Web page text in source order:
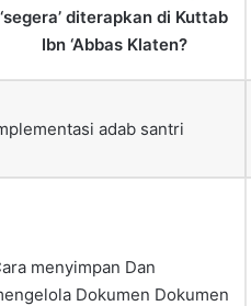
‘segera’ diterapkan di Kuttab
Ibn ‘Abbas Klaten?
adab santri
menyimpan Dan
Dokumen Dokumen